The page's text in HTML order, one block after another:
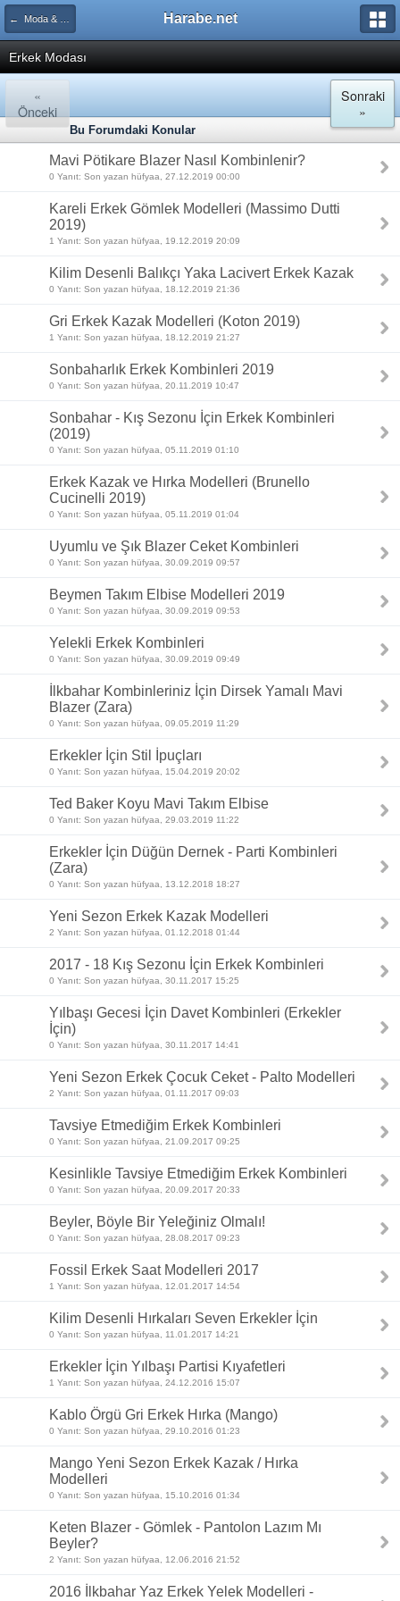
← Moda & Güzellik Harabe.net
Erkek Modası
«
Önceki
Sonraki
»
Bu Forumdaki Konular
Mavi Pötikare Blazer Nasıl Kombinlenir?
0 Yanıt: Son yazan hüfyaa, 27.12.2019 00:00
Kareli Erkek Gömlek Modelleri (Massimo Dutti
2019)
1 Yanıt: Son yazan hüfyaa, 19.12.2019 20:09
Kilim Desenli Balıkçı Yaka Lacivert Erkek Kazak
0 Yanıt: Son yazan hüfyaa, 18.12.2019 21:36
Gri Erkek Kazak Modelleri (Koton 2019)
1 Yanıt: Son yazan hüfyaa, 18.12.2019 21:27
Sonbaharlık Erkek Kombinleri 2019
0 Yanıt: Son yazan hüfyaa, 20.11.2019 10:47
Sonbahar - Kış Sezonu İçin Erkek Kombinleri
(2019)
0 Yanıt: Son yazan hüfyaa, 05.11.2019 01:10
Erkek Kazak ve Hırka Modelleri (Brunello
Cucinelli 2019)
0 Yanıt: Son yazan hüfyaa, 05.11.2019 01:04
Uyumlu ve Şık Blazer Ceket Kombinleri
0 Yanıt: Son yazan hüfyaa, 30.09.2019 09:57
Beymen Takım Elbise Modelleri 2019
0 Yanıt: Son yazan hüfyaa, 30.09.2019 09:53
Yelekli Erkek Kombinleri
0 Yanıt: Son yazan hüfyaa, 30.09.2019 09:49
İlkbahar Kombinleriniz İçin Dirsek Yamalı Mavi
Blazer (Zara)
0 Yanıt: Son yazan hüfyaa, 09.05.2019 11:29
Erkekler İçin Stil İpuçları
0 Yanıt: Son yazan hüfyaa, 15.04.2019 20:02
Ted Baker Koyu Mavi Takım Elbise
0 Yanıt: Son yazan hüfyaa, 29.03.2019 11:22
Erkekler İçin Düğün Dernek - Parti Kombinleri
(Zara)
0 Yanıt: Son yazan hüfyaa, 13.12.2018 18:27
Yeni Sezon Erkek Kazak Modelleri
2 Yanıt: Son yazan hüfyaa, 01.12.2018 01:44
2017 - 18 Kış Sezonu İçin Erkek Kombinleri
0 Yanıt: Son yazan hüfyaa, 30.11.2017 15:25
Yılbaşı Gecesi İçin Davet Kombinleri (Erkekler
İçin)
0 Yanıt: Son yazan hüfyaa, 30.11.2017 14:41
Yeni Sezon Erkek Çocuk Ceket - Palto Modelleri
2 Yanıt: Son yazan hüfyaa, 01.11.2017 09:03
Tavsiye Etmediğim Erkek Kombinleri
0 Yanıt: Son yazan hüfyaa, 21.09.2017 09:25
Kesinlikle Tavsiye Etmediğim Erkek Kombinleri
0 Yanıt: Son yazan hüfyaa, 20.09.2017 20:33
Beyler, Böyle Bir Yeleğiniz Olmalı!
0 Yanıt: Son yazan hüfyaa, 28.08.2017 09:23
Fossil Erkek Saat Modelleri 2017
1 Yanıt: Son yazan hüfyaa, 12.01.2017 14:54
Kilim Desenli Hırkaları Seven Erkekler İçin
0 Yanıt: Son yazan hüfyaa, 11.01.2017 14:21
Erkekler İçin Yılbaşı Partisi Kıyafetleri
1 Yanıt: Son yazan hüfyaa, 24.12.2016 15:07
Kablo Örgü Gri Erkek Hırka (Mango)
0 Yanıt: Son yazan hüfyaa, 29.10.2016 01:23
Mango Yeni Sezon Erkek Kazak / Hırka
Modelleri
0 Yanıt: Son yazan hüfyaa, 15.10.2016 01:34
Keten Blazer - Gömlek - Pantolon Lazım Mı
Beyler?
2 Yanıt: Son yazan hüfyaa, 12.06.2016 21:52
2016 İlkbahar Yaz Erkek Yelek Modelleri -